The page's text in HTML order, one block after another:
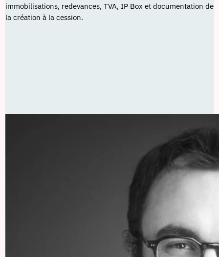
immobilisations, redevances, TVA, IP Box et documentation de
la création à la cession.